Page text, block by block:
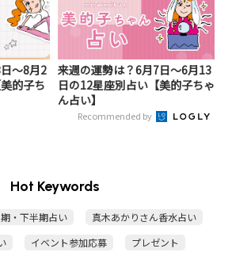
～8月2
的子ち
来週の運勢は？6月7日～6月13
日の12星座別占い【美的子ちゃ
ん占い】
Recommended by
Hot Keywords
・下半期占い
真木あかりさん香水占い
イベント参加応募
プレゼント